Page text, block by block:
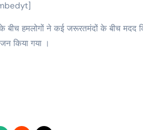
के बीच हमलोगों ने कई जरूरतमंदों के बीच मदद
किया गया ।